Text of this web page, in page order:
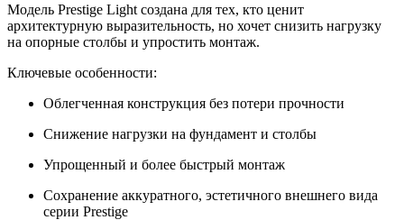
Модель Prestige Light создана для тех, кто ценит
архитектурную выразительность, но хочет снизить нагрузку
на опорные столбы и упростить монтаж.
Ключевые особенности:
Облегченная конструкция без потери прочности
Снижение нагрузки на фундамент и столбы
Упрощенный и более быстрый монтаж
Сохранение аккуратного, эстетичного внешнего вида
серии Prestige